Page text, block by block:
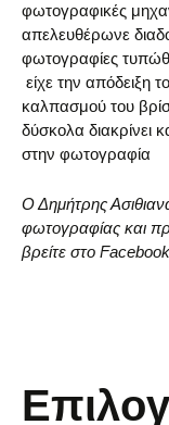
φωτογραφικές
απελευθέρωνε
φωτογραφίες
είχε την απόδειξη
καλπασμού του
δύσκολα διακρίνει
στην φωτογραφία
Ο Δημήτρης
φωτογραφίας και
βρείτε στο Facebook